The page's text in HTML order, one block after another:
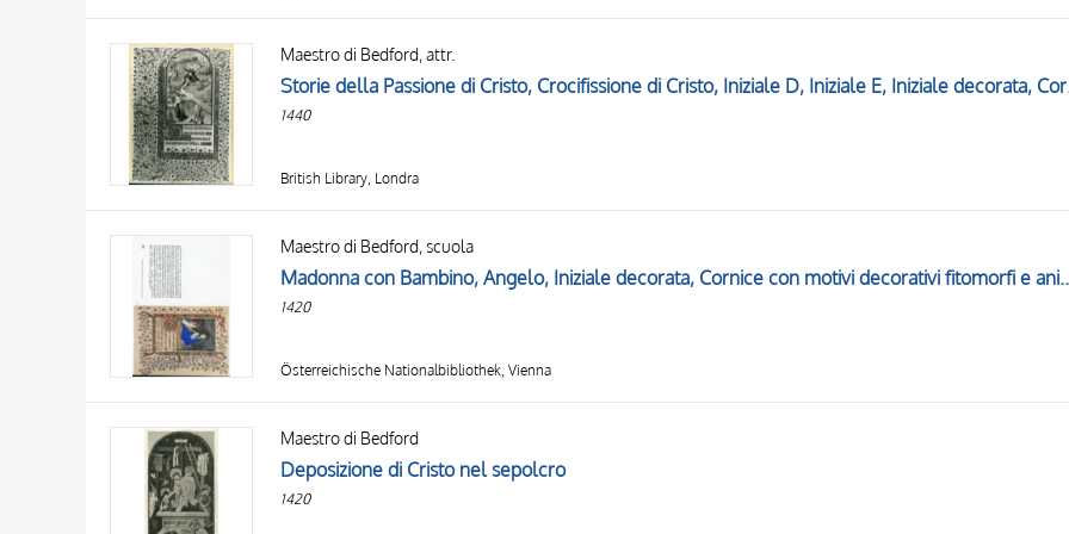
Maestro di Bedford, attr.
Storie della
1440
British Library, Londra
Maestro di Bedford, scuola
Madonna con Bambino, Angelo,
1420
Österreichische Nationalbibliothek, Vienna
Maestro di Bedford
Deposizione di Cristo nel sepolcro
1420